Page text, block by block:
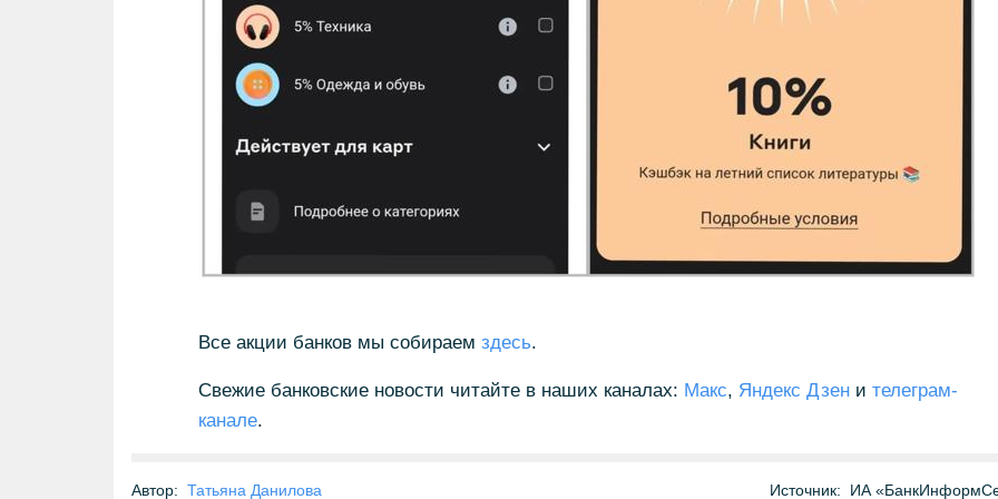
Все акции банков мы собираем здесь.
Свежие банковские новости читайте в наших каналах: Макс, Яндекс Дзени телеграм-
канале.
Автор: Татьяна Данилова Источник: ИА